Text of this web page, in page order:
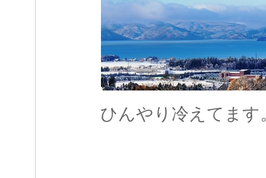
ひんやり冷えてます